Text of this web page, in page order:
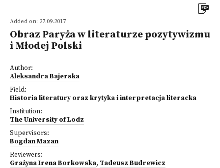
Added on: 27.09.2017
Obraz Paryża w literaturze pozytywizmu
i Młodej Polski
Author:
Aleksandra Bajerska
Field:
Historia literatury oraz krytyka i interpretacja literacka
Institution:
The University of Lodz
Supervisors:
Bogdan Mazan
Reviewers:
Grażyna Irena Borkowska, Tadeusz Budrewicz